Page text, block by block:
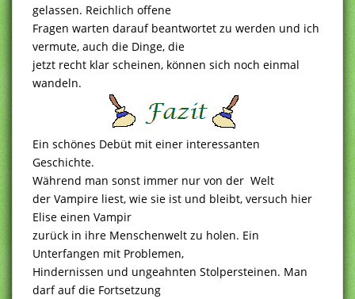
gelassen. Reichlich offene
Fragen warten darauf beantwortet zu werden und ich
vermute, auch die Dinge, die
jetzt recht klar scheinen, können sich noch einmal
wandeln.
Ein schönes Debüt mit einer interessanten
Geschichte.
Während man sonst immer nur von der Welt
der Vampire liest, wie sie ist und bleibt, versuch hier
Elise einen Vampir
zurück in ihre Menschenwelt zu holen. Ein
Unterfangen mit Problemen,
Hindernissen und ungeahnten Stolpersteinen. Man
darf auf die Fortsetzung